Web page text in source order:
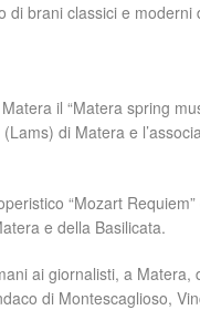
di brani classici e moderni
il “Matera spring
di Matera e
“Mozart
e della Basilicata.
ai giornalisti, a Matera,
di Montescaglioso,